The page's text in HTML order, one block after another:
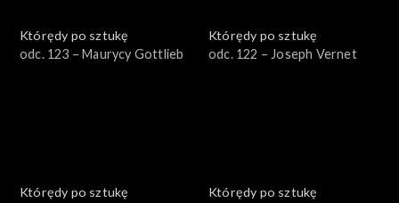
Którędy po sztukę
odc. 123 – Maurycy Gottlieb
Którędy po sztukę
odc. 122 – Joseph Vernet
Którędy po sztukę
Którędy po sztukę